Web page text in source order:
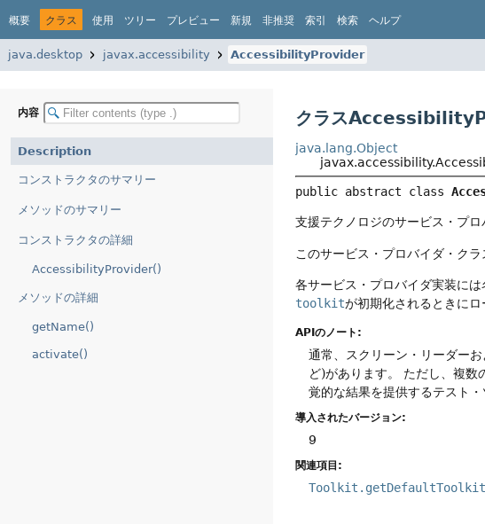
概要 クラス 使用 ツリー プレビュー 新規 非推奨 索引 検索 ヘルプ
java.desktop javax.accessibility
AccessibilityProvider
内容
Description
コンストラクタのサマリー
メソッドのサマリー
コンストラクタの詳細
AccessibilityProvider()
メソッドの詳細
getName()
activate()
クラス
java.lang.Object
public abstract class
支援テクノロジのサービス・プ
このサービス・プロバイダ・ク
各サービス・プロバイダ実装には
toolkitが初期化されるときにロ
APIのノート:
通常、スクリーン・リーダー
ど)があります。
ただし、複数
覚的な結果を提供するテスト
導入されたバージョン:
9
関連項目: